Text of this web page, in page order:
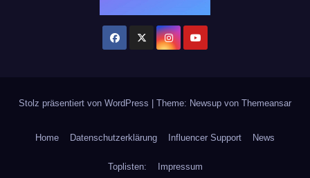
Stolz präsentiert von WordPress Theme: Newsup von Themeansar
Home Datenschutzerklärung Influencer Support News
Toplisten: Impressum